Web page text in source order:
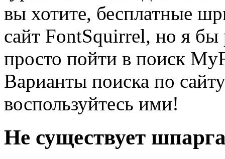
вы хотите, бесплатные
сайт FontSquirrel, но я бы
просто пойти в поиск
Варианты поиска по
воспользуйтесь ими!
Не существует